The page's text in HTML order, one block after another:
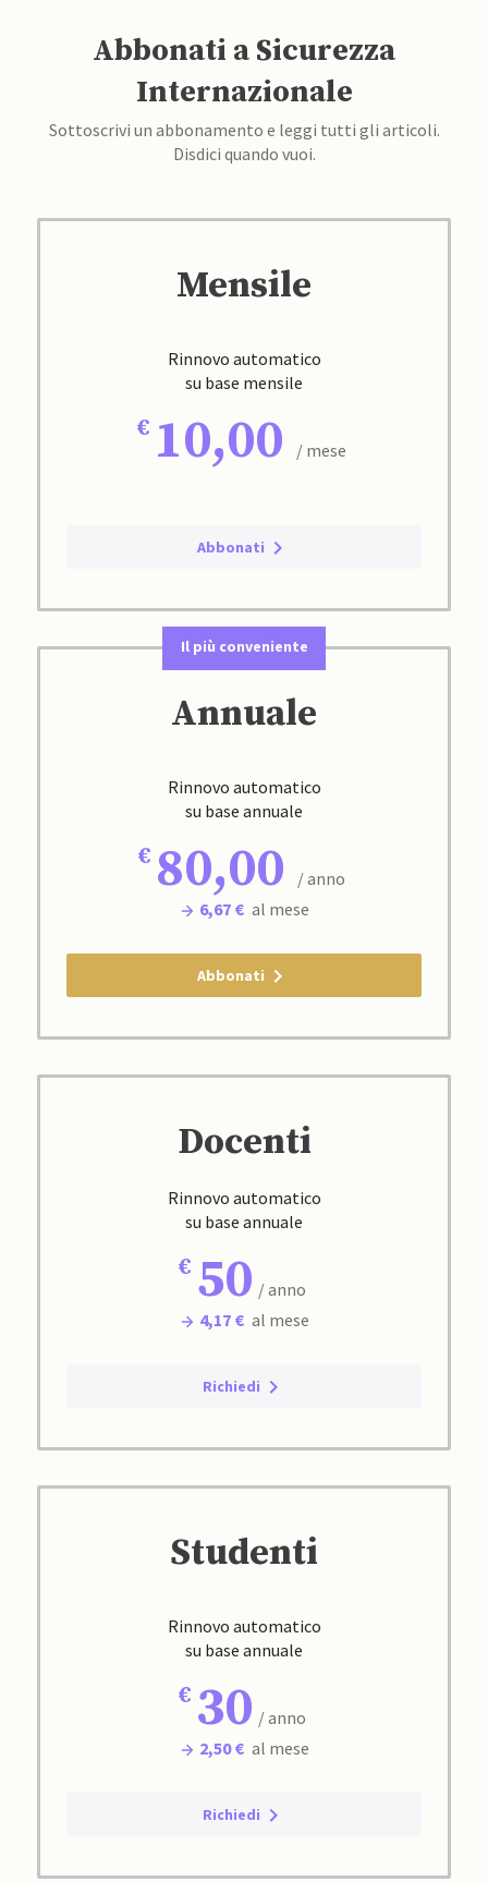
Abbonati a Sicurezza
Internazionale
Sottoscrivi un abbonamento e leggi tutti gli articoli.
Disdici quando vuoi.
Mensile
Rinnovo automatico
su base mensile
10,00 / mese
Abbonati
Il più conveniente
Annuale
Rinnovo automatico
su base annuale
80,00
/ anno
6,67 € al mese
Abbonati
Docenti
Rinnovo automatico
su base annuale
50 / anno
4,17 € al mese
Richiedi
Studenti
Rinnovo automatico
su base annuale
30 / anno
2,50 € al mese
Richiedi